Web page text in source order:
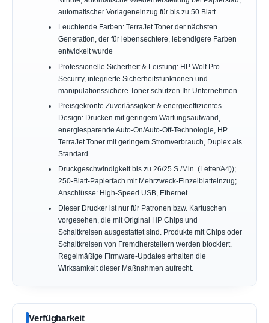
automatischer Vorlageneinzug für bis zu 50 Blatt
Leuchtende Farben: TerraJet Toner der nächsten
Generation, der für lebensechtere, lebendigere Farben
entwickelt wurde
Professionelle Sicherheit & Leistung: HP Wolf Pro
Security, integrierte Sicherheitsfunktionen und
manipulationssichere Toner schützen Ihr Unternehmen
Preisgekrönte Zuverlässigkeit & energieeffizientes
Design: Drucken mit geringem Wartungsaufwand,
energiesparende Auto-On/Auto-Off-Technologie, HP
TerraJet Toner mit geringem Stromverbrauch, Duplex als
Standard
Druckgeschwindigkeit bis zu 26/25 S./Min. (Letter/A4));
250-Blatt-Papierfach mit Mehrzweck-Einzelblatteinzug;
Anschlüsse: High-Speed USB, Ethernet
Dieser Drucker ist nur für Patronen bzw. Kartuschen
vorgesehen, die mit Original HP Chips und
Schaltkreisen ausgestattet sind. Produkte mit Chips oder
Schaltkreisen von Fremdherstellern werden blockiert.
Regelmäßige Firmware-Updates erhalten die
Wirksamkeit dieser Maßnahmen aufrecht.
Verfügbarkeit